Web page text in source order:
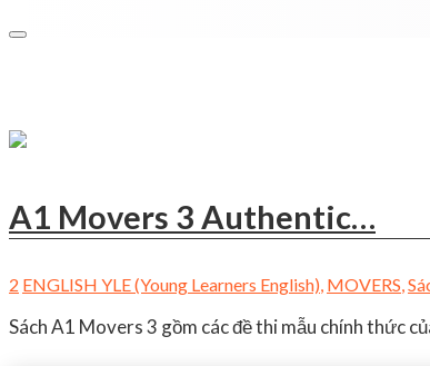
A1 Movers 3 Authentic…
2 ENGLISH YLE (Young Learners English), MOVERS,
Sách A1 Movers 3 gồm các đề thi mẫu chính thức